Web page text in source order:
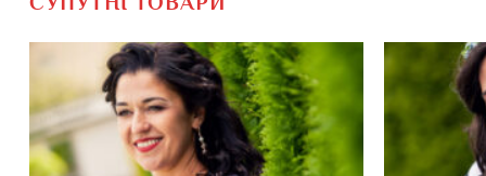
Додати
виріб у
вибране